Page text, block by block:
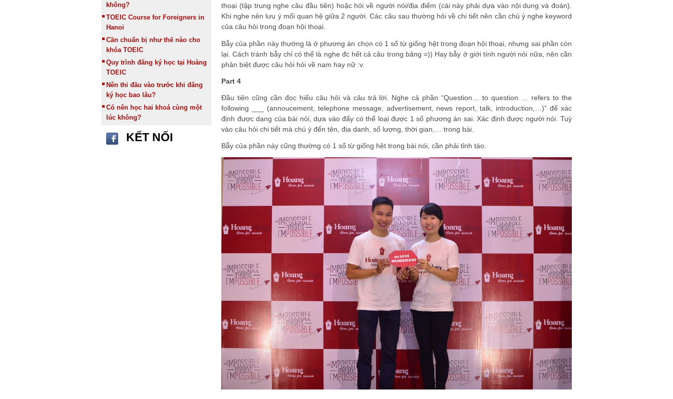
không?
TOEIC Course for Foreigners in
Hanoi
Cần chuẩn bị như thế nào cho
khóa TOEIC
Quy trình đăng ký học tại Hoàng
TOEIC
Nên thi đầu vào trước khi đăng
ký học bao lâu?
Có nên học hai khoá cùng một
lúc không?
KẾT NỐI
thoại (tập trung nghe câu đầu tiên) hoặc hỏi về người nói/địa điểm (cái này phải dựa vào nội dung và đoán).
Khi nghe nên lưu ý mối quan hệ giữa 2 người. Các câu sau thường hỏi về chi tiết nên cần chú ý nghe keyword
của câu hỏi trong đoạn hội thoại.
Bẫy của phần này thường là ở phương án chọn có 1 số từ giống hệt trong đoạn hội thoại, nhưng sai phần còn
lại. Cách tránh bẫy chỉ có thể là nghe đc hết cả câu trong băng =)) Hay bẫy ở giới tính người nói nữa, nên cần
phân biệt được câu hỏi hỏi về nam hay nữ :v
Part 4
Đầu tiên cũng cần đọc hiểu câu hỏi và câu trả lời. Nghe cả phần “Question… to question … refers to the
following ___ (annoucement, telephone message, advertisement, news report, talk, introduction,…)” để xác
định được dạng của bài nói, dựa vào đấy có thể loại được 1 số phương án sai. Xác định được người nói. Tuỳ
vào câu hỏi chi tiết mà chú ý đến tên, địa danh, số lượng, thời gian,… trong bài.
Bẫy của phần này cũng thường có 1 số từ giống hệt trong bài nói, cần phải tỉnh táo.